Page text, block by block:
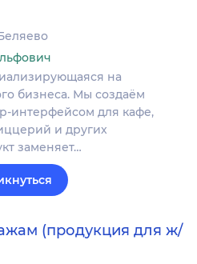
на
бизнеса. Мы создаём
интерфейсом для кафе,
и других
заменяет…
(продукция для ж/